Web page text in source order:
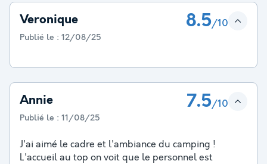
Veronique 8.5/10
Publié le : 12/08/25
Annie 7.5/10
Publié le : 11/08/25
J'ai aimé le cadre et l'ambiance du camping !
L'accueil au top on voit que le personnel est